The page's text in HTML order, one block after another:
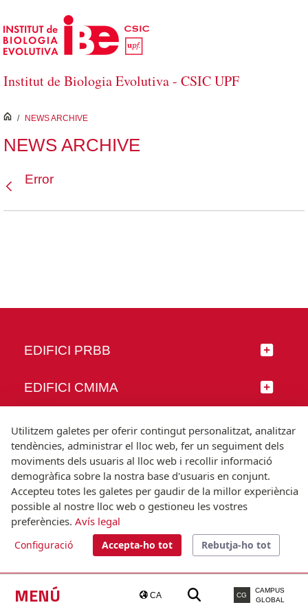
Salta al contingut principal
Institut de Biologia Evolutiva - CSIC UPF
MENÚ CA CG
CAMPUS
GLOBAL
inici
/ NEWS ARCHIVE
NEWS ARCHIVE
Error
EDIFICI PRBB
EDIFICI CMIMA
SEGUEIX-NOS
© Universitat Pompeu Fabra
Barcelona
T.(+34) 93 542 20 00
Utilitzem galetes per oferir contingut personalitzat, analitzar
tendències, administrar el lloc web, fer un seguiment dels
moviments dels usuaris al lloc web i recollir informació
demogràfica sobre la nostra base d'usuaris en conjunt.
Accepteu totes les galetes per gaudir de la millor experiència
possible al nostre lloc web o gestioneu les vostres
preferències. Avís legal
Configuració Accepta-ho tot Rebutja-ho tot